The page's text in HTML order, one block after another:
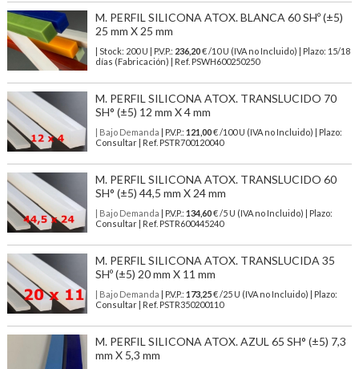
M. PERFIL SILICONA ATOX. BLANCA 60 SHº (±5)
25 mm X 25 mm
| Stock: 200 U | P.V.P.: 236,20€/10 U (IVA no Incluido)
| Plazo: 15/18
días (Fabricación) | Ref. PSWH600250250
M. PERFIL SILICONA ATOX. TRANSLUCIDO 70
SH° (±5) 12 mm X 4 mm
| Bajo Demanda | P.V.P.: 121,00€ /100 U (IVA no Incluido) | Plazo:
Consultar | Ref. PSTR700120040
M. PERFIL SILICONA ATOX. TRANSLUCIDO 60
SH° (±5) 44,5 mm X 24 mm
| Bajo Demanda | P.V.P.: 134,60€ /5 U (IVA no Incluido) | Plazo:
Consultar | Ref. PSTR600445240
M. PERFIL SILICONA ATOX. TRANSLUCIDA 35
SHº (±5) 20 mm X 11 mm
| Bajo Demanda | P.V.P.: 173,25€ /25 U (IVA no Incluido) | Plazo:
Consultar | Ref. PSTR350200110
M. PERFIL SILICONA ATOX. AZUL 65 SH° (±5) 7,3
mm X 5,3 mm